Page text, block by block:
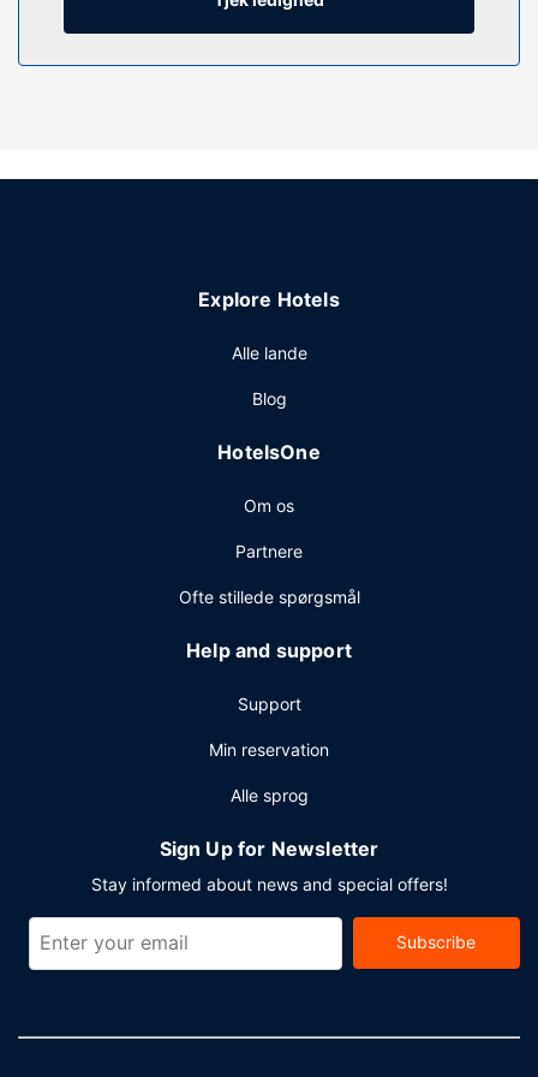
skønne udsigt, og du kan nyde godt af faciliteter, såsom
Gæsterne har blandt andet adgang til en flersproget
selvstændig parkering er til rådighed på stedet.
Explore Hotels
Alle lande
Blog
HotelsOne
Om os
Partnere
Ofte stillede spørgsmål
Help and support
Support
Min reservation
Alle sprog
Sign Up for Newsletter
Stay informed about news and special offers!
Subscribe